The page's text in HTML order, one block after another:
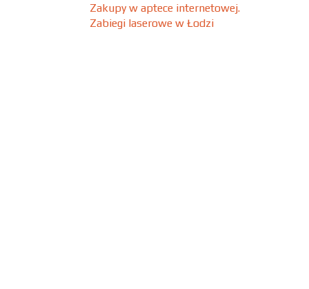
Zakupy w aptece internetowej.
Zabiegi laserowe w Łodzi